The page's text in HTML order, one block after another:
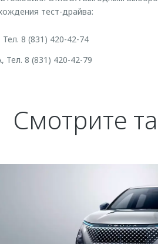
тест-драйва:
8 (831) 420-42-74
8 (831) 420-42-79
Смотрите